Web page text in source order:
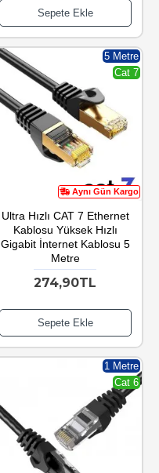
Sepete Ekle
Aynı Gün Kargo
5 Metre
Cat 7
Ultra Hızlı CAT 7 Ethernet
Kablosu Yüksek Hızlı
Gigabit İnternet Kablosu 5
Metre
274,90TL
Sepete Ekle
1 Metre
Cat 6